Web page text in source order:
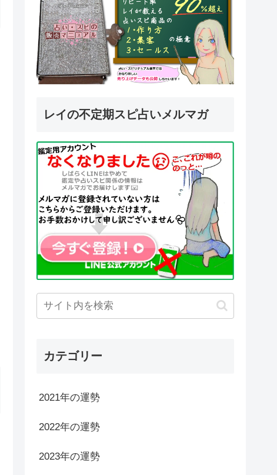
レイの不定期スピ占いメルマガ
カテゴリー
2021年の運勢
2022年の運勢
2023年の運勢